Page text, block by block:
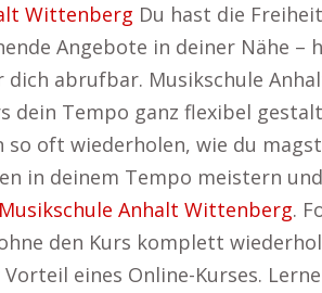
Wittenberg Du hast die
Angebote in deiner Nähe –
abrufbar. Musikschule
Tempo ganz flexibel
oft wiederholen, wie du
in deinem Tempo meistern
Musikschule Anhalt Wittenberg.
den Kurs komplett
eines Online-Kurses.